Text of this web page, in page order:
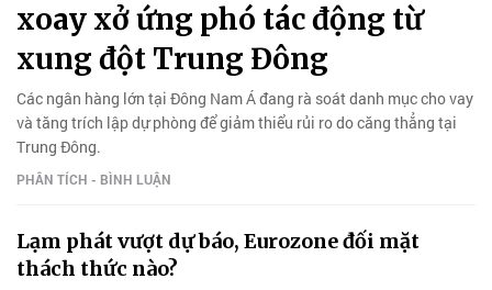
xoay xở ứng phó tác động từ
xung đột Trung Đông
Các ngân hàng lớn tại Đông Nam Á đang rà soát danh mục cho vay
và tăng trích lập dự phòng để giảm thiểu rủi ro do căng thẳng tại
Trung Đông.
PHÂN TÍCH - BÌNH LUẬN
Lạm phát vượt dự báo, Eurozone đối mặt
thách thức nào?